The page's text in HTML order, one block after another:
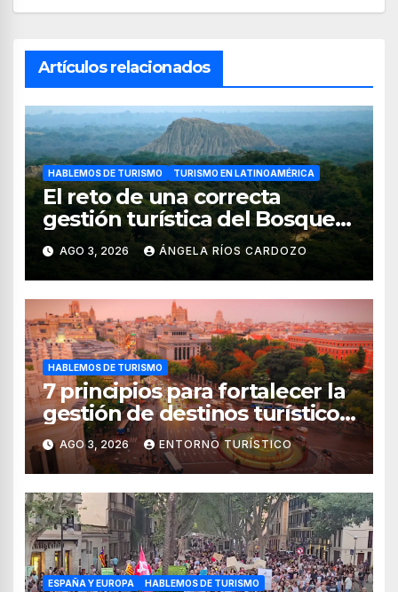
Artículos relacionados
HABLEMOS DE TURISMO TURISMO EN LATINOAMÉRICA
El reto de una correcta
gestión turística del Bosque
de Pomac (en Perú)
AGO 3, 2026 ÁNGELA RÍOS CARDOZO
HABLEMOS DE TURISMO
7 principios para fortalecer la
gestión de destinos turísticos,
según el WTTC
AGO 3, 2026 ENTORNO TURÍSTICO
ESPAÑA Y EUROPA HABLEMOS DE TURISMO